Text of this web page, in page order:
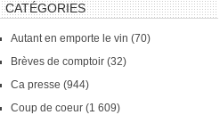
CATÉGORIES
Autant en emporte le vin (70)
Brèves de comptoir (32)
Ca presse (944)
Coup de coeur (1 609)